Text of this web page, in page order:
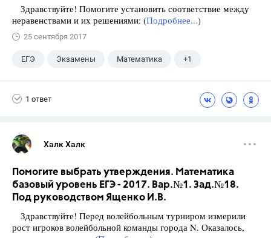
Здравствуйте! Помогите установить соответствие между
неравенствами и их решениями: (Подробнее...)
25 сентября 2017
ЕГЭ Экзамены Математика +1
1 ответ
Халк Халк
Помогите выбрать утверждения. Математика
базовый уровень ЕГЭ - 2017. Вар.№1. Зад.№18.
Под руководством Ященко И.В.
Здравствуйте! Перед волейбольным турниром измерили
рост игроков волейбольной команды города N. Оказалось,